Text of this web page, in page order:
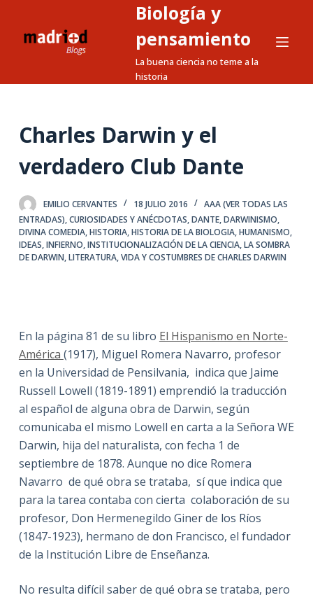
a
n
e
n
Biología y
pensamiento
La buena ciencia no teme a la
historia
Charles Darwin y el
verdadero Club Dante
EMILIO CERVANTES 18 JULIO 2016
AAA (VER TODAS LAS
ENTRADAS),CURIOSIDADES Y ANÉCDOTAS,DANTE,DARWINISMO,
DIVINA COMEDIA,HISTORIA,HISTORIA DE LA BIOLOGIA,HUMANISMO,
IDEAS,INFIERNO,INSTITUCIONALIZACIÓN DE LA CIENCIA,LA SOMBRA
DE DARWIN,LITERATURA,VIDA Y COSTUMBRES DE CHARLES DARWIN
En la página 81 de su libro El Hispanismo en Norte-
América (1917), Miguel Romera Navarro, profesor
en la Universidad de Pensilvania, indica que Jaime
Russell Lowell (1819-1891) emprendió la traducción
al español de alguna obra de Darwin, según
comunicaba el mismo Lowell en carta a la Señora WE
Darwin, hija del naturalista, con fecha 1 de
septiembre de 1878. Aunque no dice Romera
Navarro de qué obra se trataba, sí que indica que
para la tarea contaba con cierta colaboración de su
profesor, Don Hermenegildo Giner de los Ríos
(1847-1923), hermano de don Francisco, el fundador
de la Institución Libre de Enseñanza.
No resulta difícil saber de qué obra se trataba, pero